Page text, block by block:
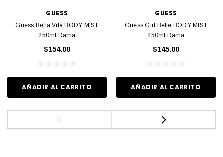
GUESS
Guess Bella Vita BODY MIST
250ml Dama
$154.00
AÑADIR AL CARRITO
GUESS
Guess Girl Belle BODY MIST
250ml Dama
$145.00
AÑADIR AL CARRITO